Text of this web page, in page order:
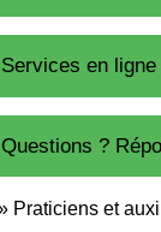
Services en
Questions ?
Praticiens et